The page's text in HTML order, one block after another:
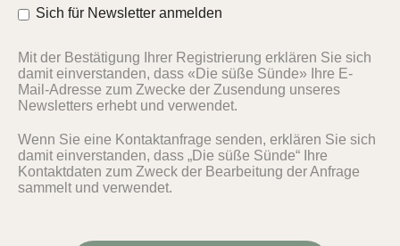
Sich für Newsletter anmelden
Mit der Bestätigung Ihrer Registrierung erklären Sie sich
damit einverstanden, dass «Die süße Sünde» Ihre E-
Mail-Adresse zum Zwecke der Zusendung unseres
Newsletters erhebt und verwendet.
Wenn Sie eine Kontaktanfrage senden, erklären Sie sich
damit einverstanden, dass „Die süße Sünde“ Ihre
Kontaktdaten zum Zweck der Bearbeitung der Anfrage
sammelt und verwendet.